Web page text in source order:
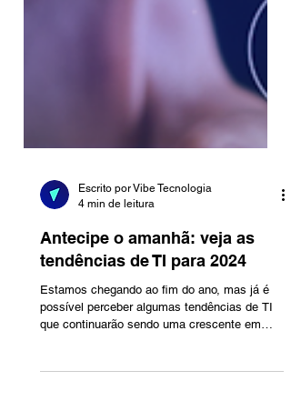
Escrito por Vibe Tecnologia
4 min de leitura
Antecipe o amanhã: veja as
tendências de TI para 2024
possível perceber algumas tendências de TI